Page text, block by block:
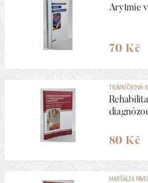
Arytmie
70 Kč
TRÁVNÍČKOVÁ-
80 Kč
MARŠÁLEK PAVEL